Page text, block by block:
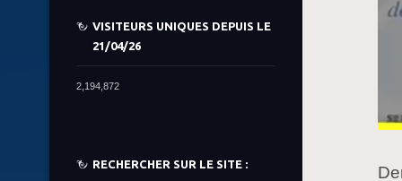
VISITEURS UNIQUES DEPUIS LE
21/04/26
2,194,872
RECHERCHER SUR LE SITE :